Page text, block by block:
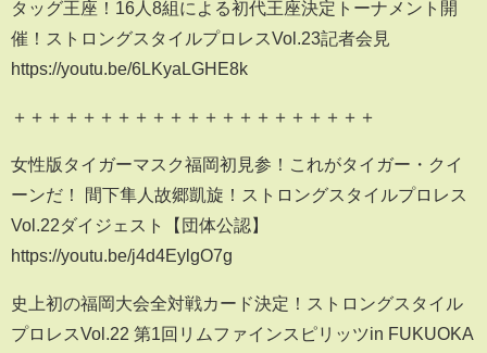
タッグ王座！16人8組による初代王座決定トーナメント開
催！ストロングスタイルプロレスVol.23記者会見
https://youtu.be/6LKyaLGHE8k
＋＋＋＋＋＋＋＋＋＋＋＋＋＋＋＋＋＋＋＋＋
女性版タイガーマスク福岡初見参！これがタイガー・クイ
ーンだ！ 間下隼人故郷凱旋！ストロングスタイルプロレス
Vol.22ダイジェスト【団体公認】
https://youtu.be/j4d4EylgO7g
史上初の福岡大会全対戦カード決定！ストロングスタイル
プロレスVol.22 第1回リムファインスピリッツin FUKUOKA